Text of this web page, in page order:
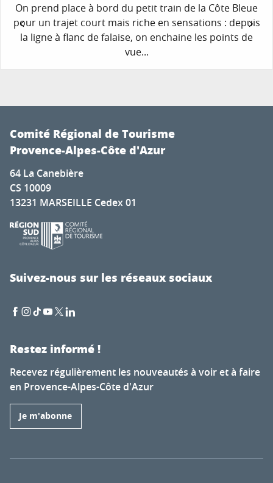
La livrée du Palais
Collection Lambert
Pont d'Avignon (Saint-Bénezet)
On prend place à bord du petit train de la Côte Bleue
pour un trajet court mais riche en sensations : depuis
la ligne à flanc de falaise, on enchaine les points de
vue...
Comité Régional de Tourisme
Provence-Alpes-Côte d'Azur
64 La Canebière
CS 10009
13231 MARSEILLE Cedex 01
Suivez-nous sur les réseaux sociaux
Restez informé !
Recevez régulièrement les nouveautés à voir et à faire
en Provence-Alpes-Côte d'Azur
Je m'abonne